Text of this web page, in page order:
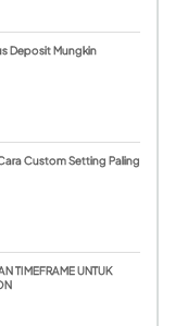
Deposit Mungkin
Custom Setting Paling
TIMEFRAME UNTUK